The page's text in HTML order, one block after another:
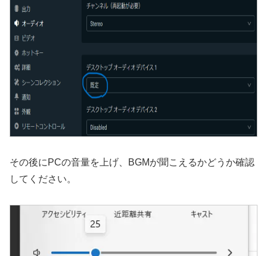
その後にPCの音量を上げ、BGMが聞こえるかどうか確認
してください。